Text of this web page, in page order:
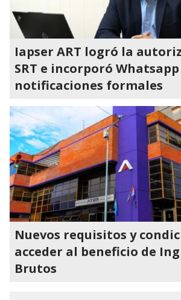
Iapser ART logró la
SRT e incorporó
notificaciones formales
Nuevos requisitos y
acceder al beneficio de
Brutos